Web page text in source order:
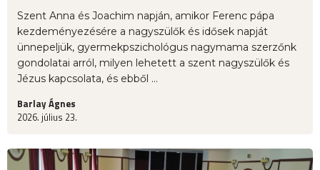
Szent Anna és Joachim napján, amikor Ferenc pápa
kezdeményezésére a nagyszülők és idősek napját
ünnepeljük, gyermekpszichológus nagymama szerzőnk
gondolatai arról, milyen lehetett a szent nagyszülők és
Jézus kapcsolata, és ebből ...
Barlay Ágnes
2026. július 23.